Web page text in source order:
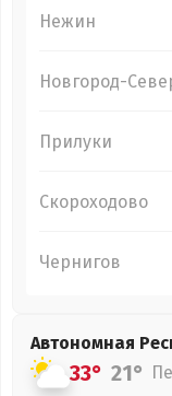
Нежин
Новгород-
Прилуки
Скороходово
Чернигов
Автономная
33° 21°